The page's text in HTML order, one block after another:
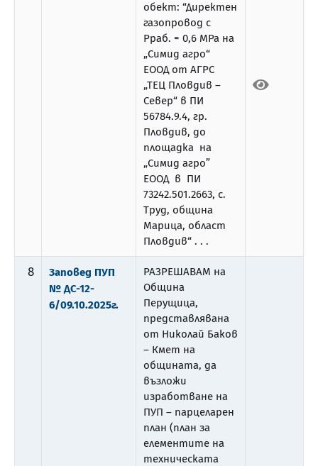
обект: “Директен
газопровод с
Рраб. = 0,6 МРа на
„Симид агро“
ЕООД от АГРС
„ТЕЦ Пловдив –
Север“ в ПИ
56784.9.4, гр.
Пловдив, до
площадка на
„Симид агро”
ЕООД в ПИ
73242.501.2663, с.
Труд, община
Марица, област
Пловдив“ . . .
8
Заповед ПУП
№ ДС-12-
6/09.10.2025г.
РАЗРЕШАВАМ на
Община
Перущица,
представлявана
от Николай Баков
– Кмет на
общината, да
възложи
изработване на
ПУП – парцеларен
план (план за
елементите на
техническата